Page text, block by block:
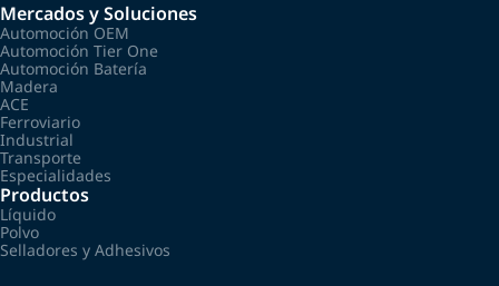
Mercados y Soluciones
Automoción OEM
Automoción Tier One
Automoción Batería
Madera
ACE
Ferroviario
Industrial
Transporte
Especialidades
Productos
Líquido
Polvo
Selladores y Adhesivos